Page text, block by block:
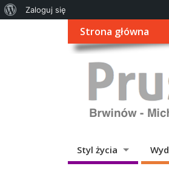
Strona główna
Styl życia
Zaloguj się